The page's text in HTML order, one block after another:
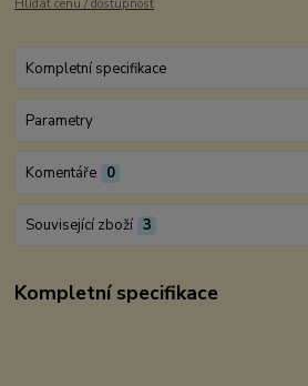
Hlídat cenu / dostupnost
Kompletní specifikace
Parametry
Komentáře 0
Související zboží 3
Kompletní specifikace